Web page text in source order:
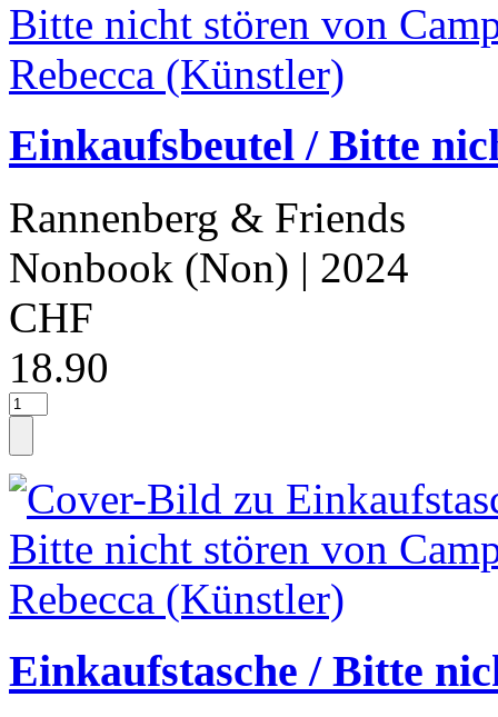
Einkaufsbeutel / Bitte
Rannenberg & Friends
Nonbook (Non) | 2024
CHF
18.90
Einkaufstasche / Bitte